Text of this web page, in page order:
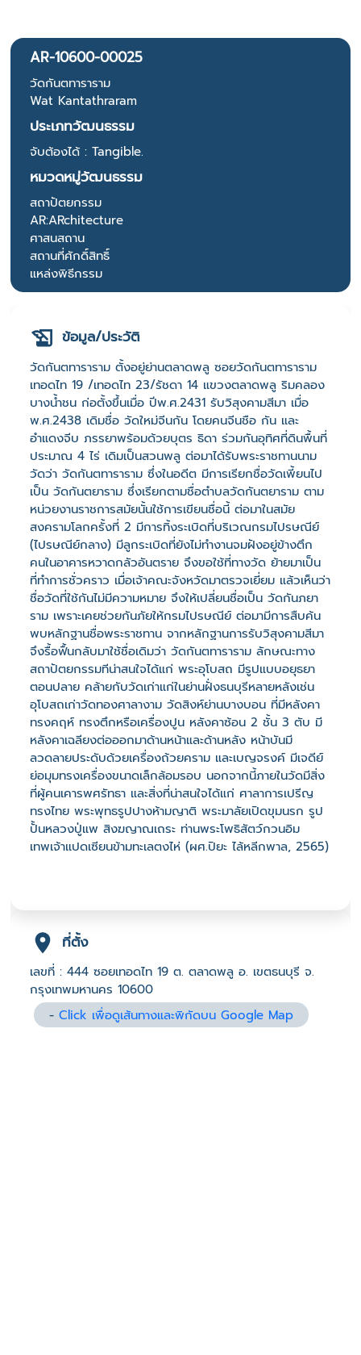
AR-10600-00025
วัดกันตทาราราม
Wat Kantathraram
ประเภทวัฒนธรรม
จับต้องได้ : Tangible.
หมวดหมู่วัฒนธรรม
สถาปัตยกรรม
AR:ARchitecture
ศาสนสถาน
สถานที่ศักดิ์สิทธิ์
แหล่งพิธีกรรม
ข้อมูล/ประวัติ
วัดกันตทาราราม ตั้งอยู่ย่านตลาดพลู ซอยวัดกันตทาราราม
เทอดไท 19 /เทอดไท 23/รัชดา 14 แขวงตลาดพลู ริมคลอง
บางน้ำชน ก่อตั้งขึ้นเมื่อ ปีพ.ศ.2431 รับวิสุงคามสีมา เมื่อ
พ.ศ.2438 เดิมชื่อ วัดใหม่จีนกัน โดยคนจีนชือ กัน และ
อำแดงจีบ ภรรยาพร้อมด้วยบุตร ธิดา ร่วมกันอุทิศที่ดินพื้นที่
ประมาณ 4 ไร่ เดิมเป็นสวนพลู ต่อมาได้รับพระราชทานนาม
วัดว่า วัดกันตทาราราม ซึ่งในอดีต มีการเรียกชื่อวัดเพี้ยนไป
เป็น วัดกันตยาราม ซึ่งเรียกตามชื่อตำบลวัดกันตยาราม ตาม
หน่วยงานราชการสมัยนั้นใช้การเขียนชื่อนี้ ต่อมาในสมัย
สงครามโลกครั้งที่ 2 มีการทิ้งระเบิดที่บริเวณกรมไปรษณีย์
(ไปรษณีย์กลาง) มีลูกระเบิดที่ยังไม่ทำงานจมฝังอยู่ข้างตึก
คนในอาคารหวาดกลัวอันตราย จึงขอใช้ที่ทางวัด ย้ายมาเป็น
ที่ทำการชั่วคราว เมื่อเจ้าคณะจังหวัดมาตรวจเยี่ยม แล้วเห็นว่า
ชื่อวัดที่ใช้กันไม่มีความหมาย จึงให้เปลี่ยนชื่อเป็น วัดกันภยา
ราม เพราะเคยช่วยกันภัยให้กรมไปรษณีย์ ต่อมามีการสืบค้น
พบหลักฐานชื่อพระราชทาน จากหลักฐานการรับวิสุงคามสีมา
จึงรื้อฟื้นกลับมาใช้ชื่อเดิมว่า วัดกันตทาราราม ลักษณะทาง
สถาปัตยกรรมทีน่าสนใจได้แก่ พระอุโบสถ มีรูปแบบอยุธยา
ตอนปลาย คล้ายกับวัดเก่าแก่ในย่านฝั่งธนบุรีหลายหลังเช่น
อุโบสถเก่าวัดทองศาลางาม วัดสิงห์ย่านบางบอน ที่มีหลังคา
ทรงคฤห์ ทรงตึกหรือเครื่องปูน หลังคาซ้อน 2 ชั้น 3 ตับ มี
หลังคาเฉลียงต่อออกมาด้านหน้าและด้านหลัง หน้าบันมี
ลวดลายประดับด้วยเครื่องถ้วยคราม และเบญจรงค์ มีเจดีย์
ย่อมุมทรงเครื่องขนาดเล็กล้อมรอบ นอกจากนี้ภายในวัดมีสิ่ง
ที่ผู้คนเคารพศรัทธา และสิ่งที่น่าสนใจได้แก่ ศาลาการเปรีญ
ทรงไทย พระพุทธรูปปางห้ามญาติ พระมาลัยเปิดขุมนรก รูป
ปั้นหลวงปู่แพ สิงฆญาณเถระ ท่านพระโพธิสัตว์กวนอิม
เทพเจ้าแปดเซียนข้ามทะเลตงไห่ (ผศ.ปิยะ ไล้หลีกพาล, 2565)
ที่ตั้ง
เลขที่ : 444 ซอยเทอดไท 19 ต. ตลาดพลู อ. เขตธนบุรี จ.
กรุงเทพมหานคร 10600
-Click เพื่อดูเส้นทางและพิกัดบน Google Map